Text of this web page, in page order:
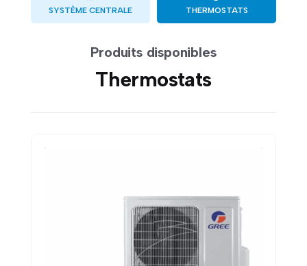
SYSTÈME CENTRALE THERMOSTATS
Produits disponibles
Thermostats